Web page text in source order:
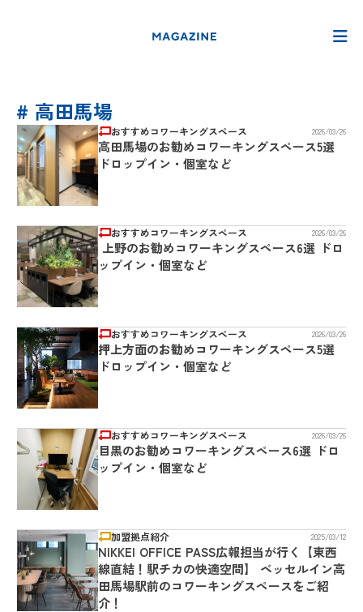
# 高田馬場
おすすめコワーキングスペース 2026/03/26
高田馬場のお勧めコワーキングスペース5選
ドロップイン・個室など
おすすめコワーキングスペース 2026/03/26
上野のお勧めコワーキングスペース6選 ドロ
ップイン・個室など
おすすめコワーキングスペース 2026/03/26
押上方面のお勧めコワーキングスペース5選
ドロップイン・個室など
おすすめコワーキングスペース 2026/03/26
目黒のお勧めコワーキングスペース6選 ドロ
ップイン・個室など
加盟拠点紹介 2025/03/12
NIKKEI OFFICE PASS広報担当が行く【東西
線直結！駅チカの快適空間】 ベッセルイン高
田馬場駅前のコワーキングスペースをご紹
介！